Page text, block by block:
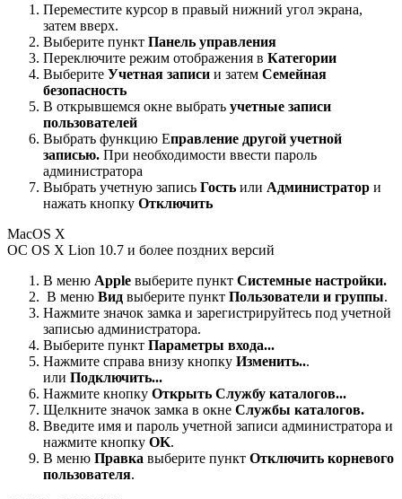
Переместите курсор в правый нижний угол экрана,
затем вверх.
Выберите пункт Панель управления
Переключите режим отображения в Категории
Выберите Учетная записи и затем Семейная
безопасность
В открывшемся окне выбрать учетные записи
пользователей
Выбрать функцию Eправление другой учетной
записью. При необходимости ввести пароль
администратора
Выбрать учетную запись Гость или Администратор и
нажать кнопку Отключить
MacOS X
ОС OS X Lion 10.7 и более поздних версий
В меню Apple выберите пункт Системные настройки.
В меню Вид выберите пункт Пользователи и группы.
Нажмите значок замка и зарегистрируйтесь под учетной
записью администратора.
Выберите пункт Параметры входа...
Нажмите справа внизу кнопку Изменить...
или Подключить...
Нажмите кнопку Открыть Службу каталогов...
Щелкните значок замка в окне Службы каталогов.
Введите имя и пароль учетной записи администратора и
нажмите кнопку OK.
В меню Правка выберите пункт Отключить корневого
пользователя.